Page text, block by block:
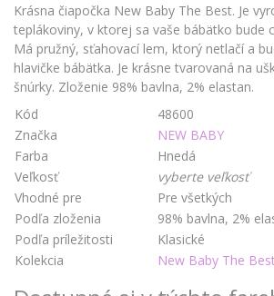
Krásna čiapočka New Baby The Best. Je
teplákoviny, v ktorej sa vaše bábätko bude
Má pružný, sťahovací lem, ktorý netlačí a
hlavičke bábätka. Je krásne tvarovaná na
šnúrky. Zloženie 98% bavlna, 2% elastan.
Kód
48600
Značka
NEW BABY
Farba
Hnedá
Veľkosť
vyberte veľkosť
Vhodné pre
Pre všetkých
Podľa zloženia
98% bavlna, 2%
Podľa príležitosti
Klasické
Kolekcia
New Baby The Best